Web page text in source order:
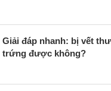
Giải đáp nhanh: bị vết
trứng được không?